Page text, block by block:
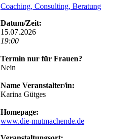
Coaching, Consulting, Beratung
Datum/Zeit:
15.07.2026
19:00
Termin nur für Frauen?
Nein
Name Veranstalter/in:
Karina Gütges
Homepage:
www.die-mutmachende.de